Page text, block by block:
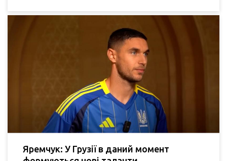
Яремчук: У Грузії в даний момент